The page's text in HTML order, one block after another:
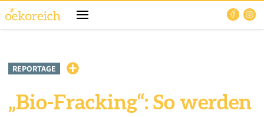
REPORTAGE
„Bio-Fracking“: So werden